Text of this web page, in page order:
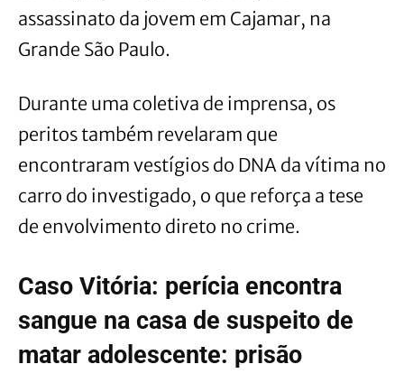
assassinato da jovem em Cajamar, na
Grande São Paulo.
Durante uma coletiva de imprensa, os
peritos também revelaram que
encontraram vestígios do DNA da vítima no
carro do investigado, o que reforça a tese
de envolvimento direto no crime.
Caso Vitória: perícia encontra
sangue na casa de suspeito de
matar adolescente: prisão